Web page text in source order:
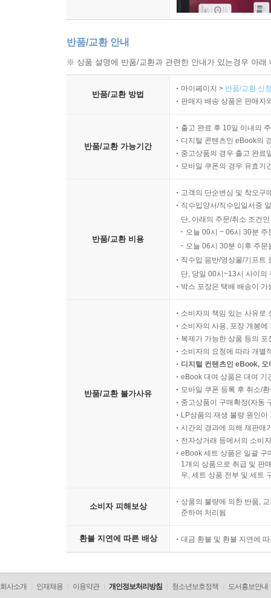
반품/교환 안내
※ 상품 설명에 반품/교환과 관련한 안내가 있는경우 아
반품/교환 방법
마이페이지 > 반품/교환 신
판매자 배송 상품은 판매자
반품/교환 가능기간
출고 완료 후 10일 이내의
디지털 콘텐츠인 eBook의
중고상품의 경우 출고 완료
모바일 쿠폰의 경우 유효기
반품/교환 비용
고객의 단순변심 및 착오구
직수입양서/직수입일서중
단, 아래의 주문/취소 조건
오늘 00시 ~ 06시 30분
오늘 06시 30분 이후 주
직수입 음반/영상물/기프트
단, 당일 00시~13시 사이의
박스 포장은 택배 배송이
반품/교환 불가사유
소비자의 책임 있는 사유로
소비자의 사용, 포장 개봉
복제가 가능한 상품 등의
소비자의 요청에 따라 개별
디지털 컨텐츠인 eBook,
eBook 대여 상품은 대여 기
모바일 쿠폰 등록 후 취소/
중고상품이 구매확정(자동
LP상품의 재생 불량 원인
시간의 경과에 의해 재판매
전자상거래 등에서의 소비
eBook 세트 상품은 일괄 구
1개의 상품으로 취급 및 판
우, 세트 상품 전부 및 세트
소비자 피해보상
상품의 불량에 의한 반품,
준하여 처리됨
환불 지연에 따른 배상 대금 환불 및 환불 지연에
회사소개 인재채용 이용약관 개인정보처리방침 청소년보호정책 도서홍보안내